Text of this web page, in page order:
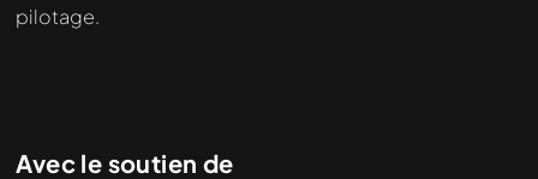
pilotage.
Avec le soutien de